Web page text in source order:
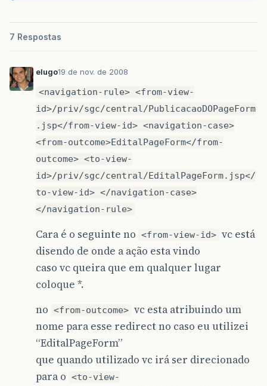
7 Respostas
elugo19 de nov. de 2008
<navigation-rule> <from-view-
id>/priv/sgc/central/PublicacaoDOPageForm
.jsp</from-view-id> <navigation-case>
<from-outcome>EditalPageForm</from-
outcome> <to-view-
id>/priv/sgc/central/EditalPageForm.jsp</
to-view-id> </navigation-case>
</navigation-rule>
Cara é o seguinte no <from-view-id> vc está
disendo de onde a ação esta vindo
caso vc queira que em qualquer lugar
coloque *.
no <from-outcome> vc esta atribuindo um
nome para esse redirect no caso eu utilizei
“EditalPageForm”
que quando utilizado vc irá ser direcionado
para o <to-view-